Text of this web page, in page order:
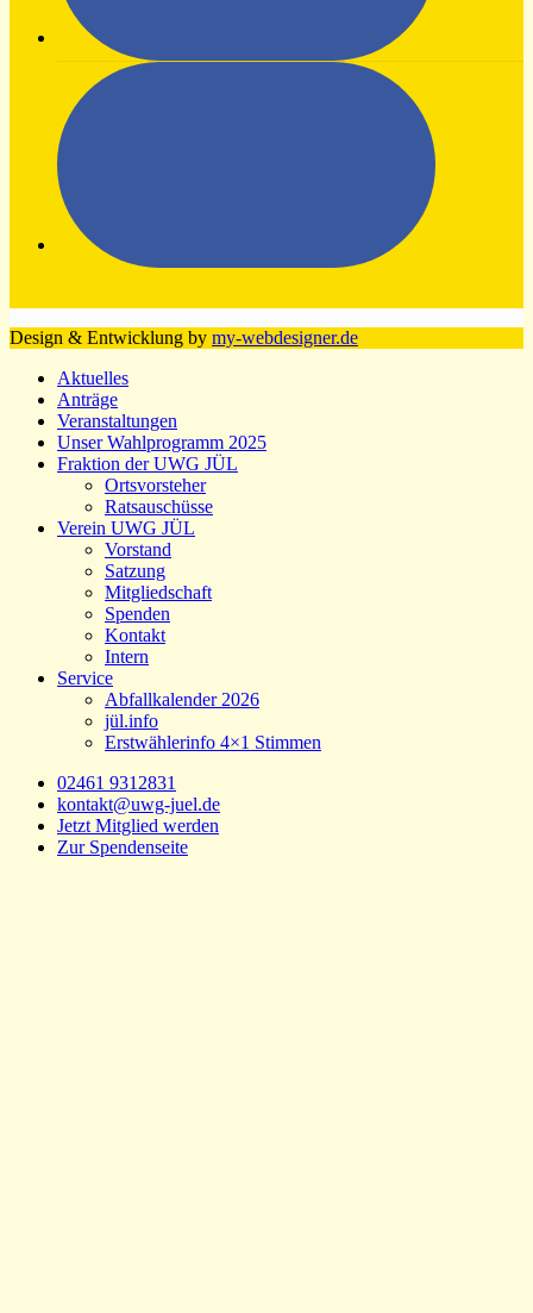
Design & Entwicklung by my-webdesigner.de
Aktuelles
Anträge
Veranstaltungen
Unser Wahlprogramm 2025
Fraktion der UWG JÜL
Ortsvorsteher
Ratsauschüsse
Verein UWG JÜL
Vorstand
Satzung
Mitgliedschaft
Spenden
Kontakt
Intern
Service
Abfallkalender 2026
jül.info
Erstwählerinfo 4×1 Stimmen
02461 9312831
kontakt@uwg-juel.de
Jetzt Mitglied werden
Zur Spendenseite